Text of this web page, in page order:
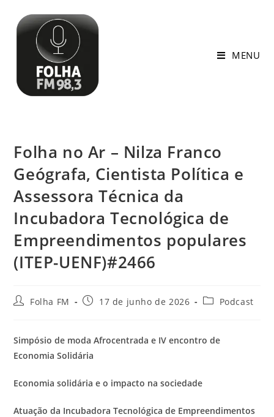
MENU
Folha no Ar – Nilza Franco
Geógrafa, Cientista Política e
Assessora Técnica da
Incubadora Tecnológica de
Empreendimentos populares
(ITEP-UENF)#2466
Folha FM 17 de junho de 2026 Podcast
Simpósio de moda Afrocentrada e IV encontro de
Economia Solidária
Economia solidária e o impacto na sociedade
Atuação da Incubadora Tecnológica de Empreendimentos